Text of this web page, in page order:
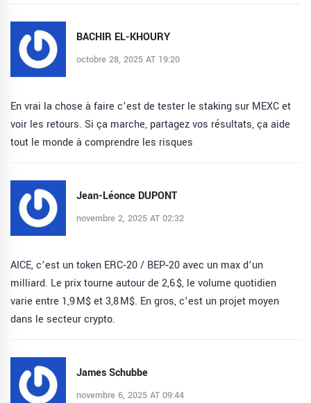
BACHIR EL-KHOURY
octobre 28, 2025 AT 19:20
En vrai la chose à faire c’est de tester le staking sur MEXC et
voir les retours. Si ça marche, partagez vos résultats, ça aide
tout le monde à comprendre les risques
Jean-Léonce DUPONT
novembre 2, 2025 AT 02:32
AICE, c’est un token ERC‑20 / BEP‑20 avec un max d’un
milliard. Le prix tourne autour de 2,6 $, le volume quotidien
varie entre 1,9 M$ et 3,8 M$. En gros, c’est un projet moyen
dans le secteur crypto.
James Schubbe
novembre 6, 2025 AT 09:44